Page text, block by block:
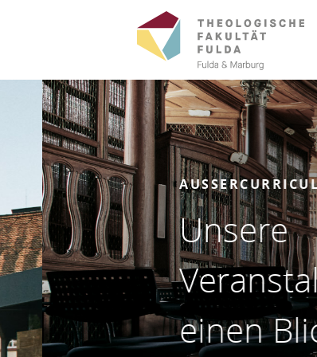
Unsere
einen Blick